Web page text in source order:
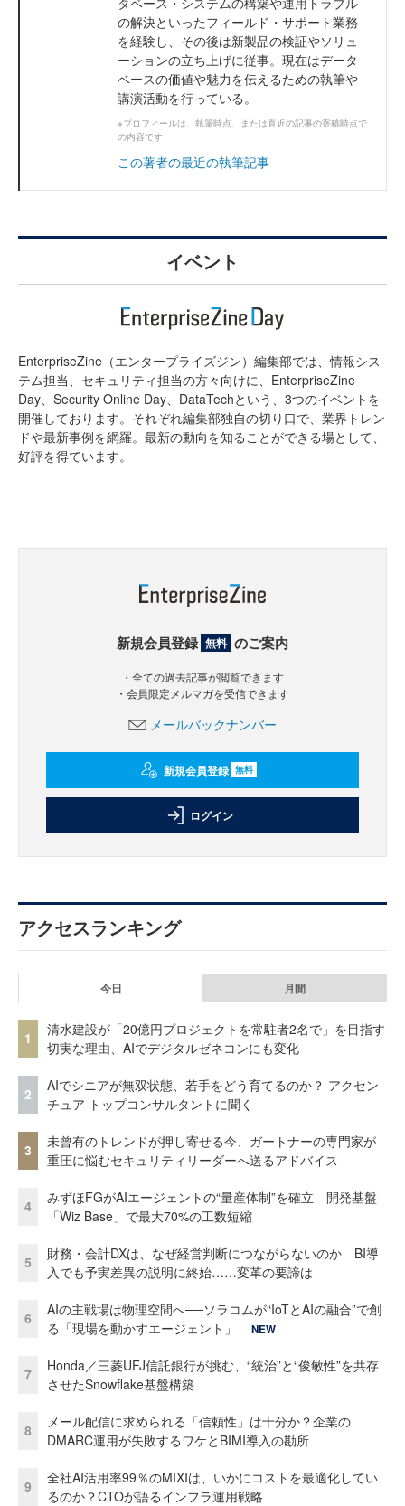
の解決といったフィールド・サポート業務
を経験し、その後は新製品の検証やソリュ
ーションの立ち上げに従事。現在はデータ
ベースの価値や魅力を伝えるための執筆や
講演活動を行っている。
※プロフィールは、執筆時点、または直近の記事の寄稿時点で
の内容です
この著者の最近の執筆記事
イベント
EnterpriseZine（エンタープライズジン）編集部では、情報シス
テム担当、セキュリティ担当の方々向けに、EnterpriseZine
Day、Security Online Day、DataTechという、3つのイベントを
開催しております。それぞれ編集部独自の切り口で、業界トレン
ドや最新事例を網羅。最新の動向を知ることができる場として、
好評を得ています。
新規会員登録 無料 のご案内
・全ての過去記事が閲覧できます
・会員限定メルマガを受信できます
メールバックナンバー
新規会員登録 無料
ログイン
アクセスランキング
今日 月間
1
清水建設が「20億円プロジェクトを常駐者2名で」を目指す
切実な理由、AIでデジタルゼネコンにも変化
2
AIでシニアが無双状態、若手をどう育てるのか？ アクセン
チュア トップコンサルタントに聞く
3
未曾有のトレンドが押し寄せる今、ガートナーの専門家が
重圧に悩むセキュリティリーダーへ送るアドバイス
4
みずほFGがAIエージェントの“量産体制”を確立 開発基盤
「Wiz Base」で最大70%の工数短縮
5
財務・会計DXは、なぜ経営判断につながらないのか BI導
入でも予実差異の説明に終始……変革の要諦は
6
AIの主戦場は物理空間へ──ソラコムが“IoTとAIの融合”で創
る「現場を動かすエージェント」
NEW
7
Honda／三菱UFJ信託銀行が挑む、“統治”と“俊敏性”を共存
させたSnowflake基盤構築
8
メール配信に求められる「信頼性」は十分か？企業の
DMARC運用が失敗するワケとBIMI導入の勘所
9
全社AI活用率99％のMIXIは、いかにコストを最適化してい
るのか？CTOが語るインフラ運用戦略